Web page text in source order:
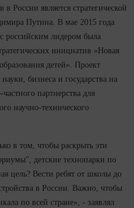
России является стратегической
Путина. В мае 2015 года
российским лидером была
инициатив «Новая
детей». Проект
бизнеса и государства на
партнерства для
научно-технического
в том, чтобы раскрыть эти
детские технопарки по
цель? Вести ребят от школы до
в России. Важно, чтобы
по всей стране», - заявлял